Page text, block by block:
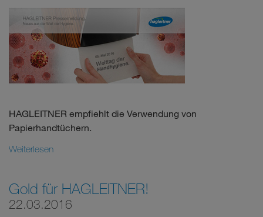
HAGLEITNER empfiehlt die Verwendung von
Papierhandtüchern.
Weiterlesen
Gold für HAGLEITNER!
22.03.2016